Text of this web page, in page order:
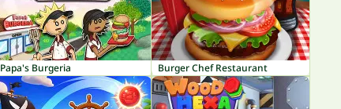
Papa's Burgeria Burger Chef Restaurant